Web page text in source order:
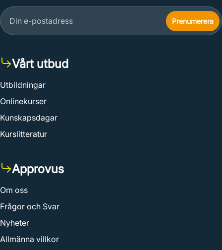
Vårt utbud
Utbildningar
Onlinekurser
Kunskapsdagar
Kurslitteratur
Approvus
Om oss
Frågor och Svar
Nyheter
Allmänna villkor